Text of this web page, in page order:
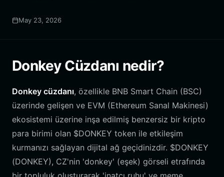
May 23, 2026
Donkey Cüzdanı nedir?
Donkey cüzdanı, özellikle BNB Smart Chain (BSC)
üzerinde gelişen ve EVM (Ethereum Sanal Makinesi)
ekosistemi üzerine inşa edilmiş benzersiz bir kripto
para birimi olan $DONKEY token ile etkileşim
kurmanızı sağlayan dijital ağ geçidinizdir. $DONKEY
(DONKEY), CZ'nin 'donkey' (eşek) görseli etrafında